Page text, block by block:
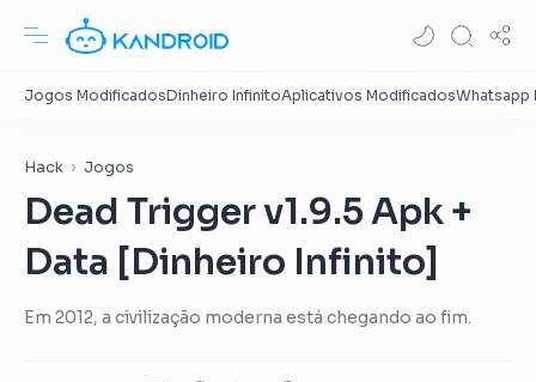
Hack Jogos
Dead Trigger v1.9.5 Apk +
Data [Dinheiro Infinito]
Em 2012, a civilização moderna está chegando ao fim.